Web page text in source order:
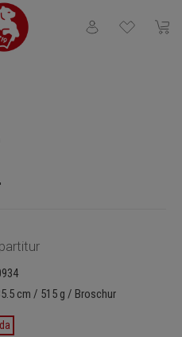
Du hast 0
cm / 515 g / Broschur